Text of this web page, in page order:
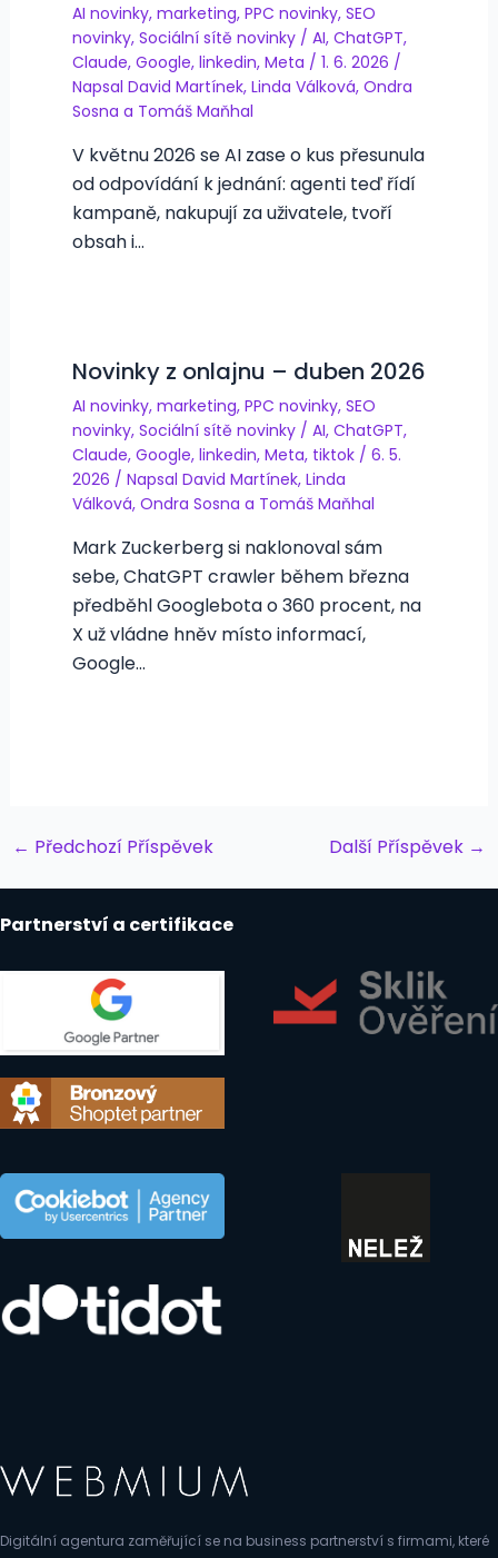
AI novinky, marketing, PPC novinky, SEO
novinky, Sociální sítě novinky/ AI, ChatGPT,
Claude, Google, linkedin, Meta / 1. 6. 2026 /
Napsal David Martínek, Linda Válková, Ondra
Sosna a Tomáš Maňhal
V květnu 2026 se AI zase o kus přesunula
od odpovídání k jednání: agenti teď řídí
kampaně, nakupují za uživatele, tvoří
obsah i…
Novinky z onlajnu – duben 2026
AI novinky, marketing, PPC novinky, SEO
novinky, Sociální sítě novinky/ AI, ChatGPT,
Claude, Google, linkedin, Meta, tiktok/ 6. 5.
2026 / Napsal David Martínek, Linda
Válková, Ondra Sosna a Tomáš Maňhal
Mark Zuckerberg si naklonoval sám
sebe, ChatGPT crawler během března
předběhl Googlebota o 360 procent, na
X už vládne hněv místo informací,
Google…
Post
← Předchozí Příspěvek Další Příspěvek →
Partnerství a certifikace
Digitální agentura zaměřující se na business partnerství s firmami, které